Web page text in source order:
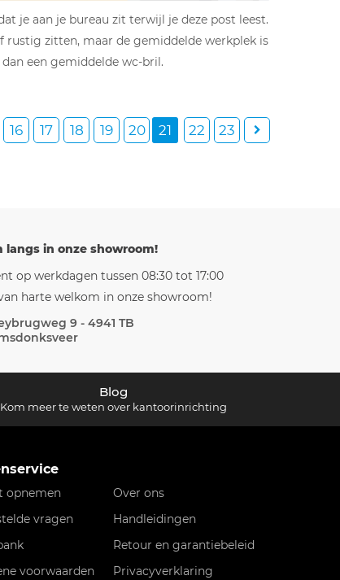
je aan je bureau zit terwijl je deze post leest.
rustig zitten, maar de gemiddelde werkplek is
dan een gemiddelde wc-bril.
16 17 18 19 20 21 22 23
langs in onze showroom!
op werkdagen tussen 08:30 tot 17:00
harte welkom in onze showroom!
9 - 4941 TB
Blog
Kom meer te weten over kantoorinrichting
opnemen
Over ons
vragen
Handleidingen
Retour en garantiebeleid
voorwaarden
Privacyverklaring